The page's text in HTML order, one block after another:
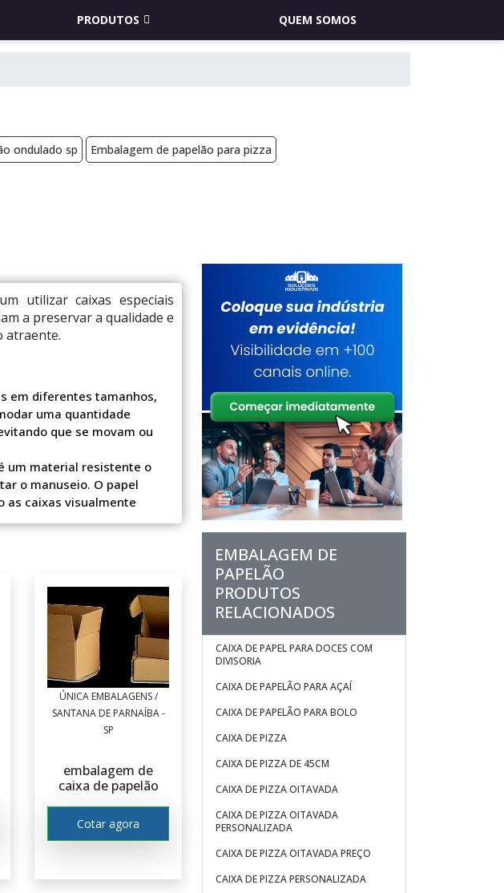
PRODUTOS QUEM SOMOS
ondulado sp
Embalagem de papelão para pizza
utilizar caixas especiais
a preservar a qualidade e
atraente.
em diferentes tamanhos,
uma quantidade
que se movam ou
um material resistente o
o manuseio. O papel
as caixas visualmente
tampa, que ajuda a proteger
encaixes para garantir o
e preferências
da empresa ou qualquer
estilo do evento.
para facilitar o transporte.
las com facilidade,
eventos corporativos,
prática e segura de
perfeitas condições.
ÚNICA EMBALAGENS /
SANTANA DE PARNAÍBA -
SP
embalagem de
caixa de papelão
Cotar agora
EMBALAGEM DE
PAPELÃO
PRODUTOS
RELACIONADOS
CAIXA DE PAPEL PARA DOCES COM
DIVISORIA
CAIXA DE PAPELÃO PARA AÇAÍ
CAIXA DE PAPELÃO PARA BOLO
CAIXA DE PIZZA
CAIXA DE PIZZA DE 45CM
CAIXA DE PIZZA OITAVADA
CAIXA DE PIZZA OITAVADA
PERSONALIZADA
CAIXA DE PIZZA OITAVADA PREÇO
CAIXA DE PIZZA PERSONALIZADA